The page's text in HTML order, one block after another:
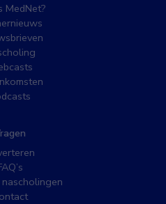
MedNet?